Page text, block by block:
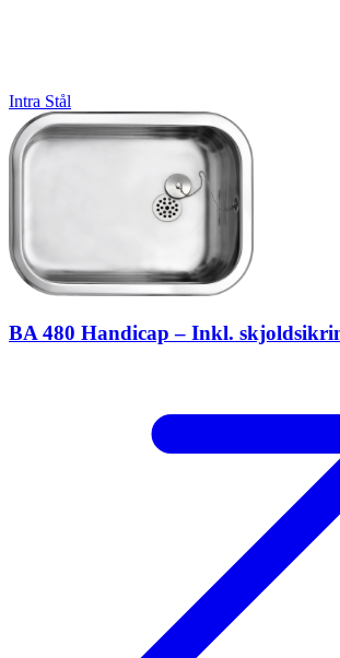
Intra Stål
BA 480 Handicap – Inkl.